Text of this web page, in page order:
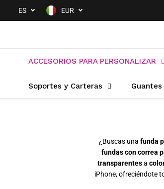
SALTAR AL
CONTENIDO
ES EUR
ACCESORIOS PARA PERSONALIZAR
Soportes y Carteras Guantes
¿Buscas una funda
fundas con correa
transparentesa
iPhone, ofreciéndote